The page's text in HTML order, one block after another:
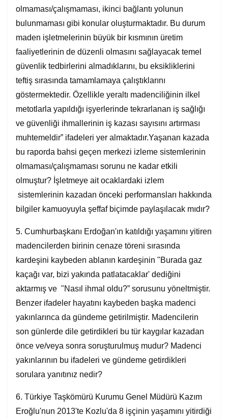
olmaması/çalışmaması, ikinci bağlantı yolunun
bulunmaması gibi konular oluşturmaktadır. Bu durum
maden işletmelerinin büyük bir kısmının üretim
faaliyetlerinin de düzenli olmasını sağlayacak temel
güvenlik tedbirlerini almadıklarını, bu eksikliklerini
teftiş sırasında tamamlamaya çalıştıklarını
göstermektedir. Özellikle yeraltı madenciliğinin ilkel
metotlarla yapıldığı işyerlerinde tekrarlanan iş sağlığı
ve güvenliği ihmallerinin iş kazası sayısını artırması
muhtemeldir” ifadeleri yer almaktadır.Yaşanan kazada
bu raporda bahsi geçen merkezi izleme sistemlerinin
olmaması/çalışmaması sorunu ne kadar etkili
olmuştur? İşletmeye ait ocaklardaki izlem
sistemlerinin kazadan önceki performansları hakkında
bilgiler kamuoyuyla şeffaf biçimde paylaşılacak mıdır?
5. Cumhurbaşkanı Erdoğan'ın katıldığı yaşamını yitiren
madencilerden birinin cenaze töreni sırasında
kardeşini kaybeden ablanın kardeşinin "Burada gaz
kaçağı var, bizi yakında patlatacaklar' dediğini
aktarmış ve "Nasıl ihmal oldu?” sorusunu yöneltmiştir.
Benzer ifadeler hayatını kaybeden başka madenci
yakınlarınca da gündeme getirilmiştir. Madencilerin
son günlerde dile getirdikleri bu tür kaygılar kazadan
önce ve/veya sonra soruşturulmuş mudur? Madenci
yakınlarının bu ifadeleri ve gündeme getirdikleri
sorulara yanıtınız nedir?
6. Türkiye Taşkömürü Kurumu Genel Müdürü Kazım
Eroğlu'nun 2013'te Kozlu'da 8 işçinin yaşamını yitirdiği